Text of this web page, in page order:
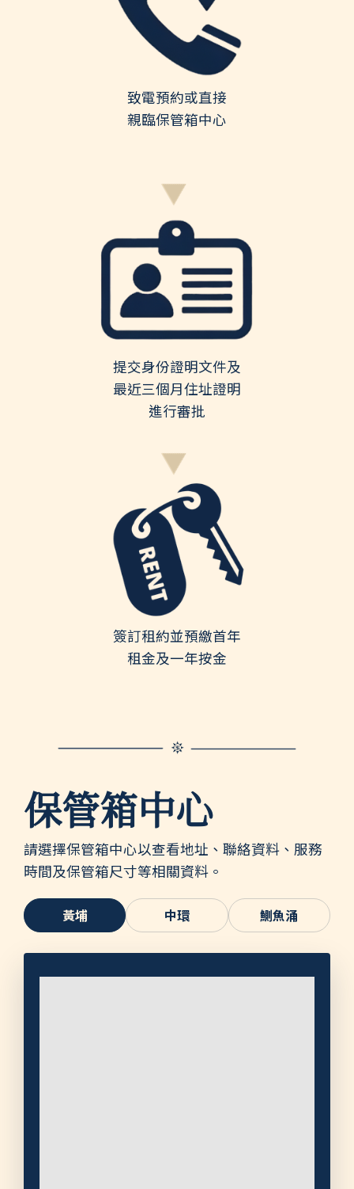
致電預約或直接
親臨保管箱中心
提交身份證明文件及
最近三個月住址證明
進行審批
簽訂租約並預繳首年
租金及一年按金
保管箱中心
請選擇保管箱中心以查看地址、聯絡資料、服務
時間及保管箱尺寸等相關資料。
黃埔 中環 鰂魚涌